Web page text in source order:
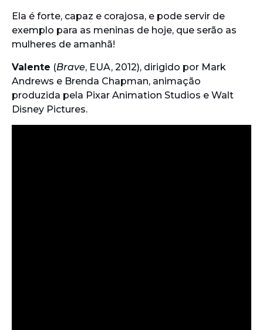
Ela é forte, capaz e corajosa, e pode servir de
exemplo para as meninas de hoje, que serão as
mulheres de amanhã!
Valente (Brave, EUA, 2012), dirigido por Mark
Andrews e Brenda Chapman, animação
produzida pela Pixar Animation Studios e Walt
Disney Pictures.